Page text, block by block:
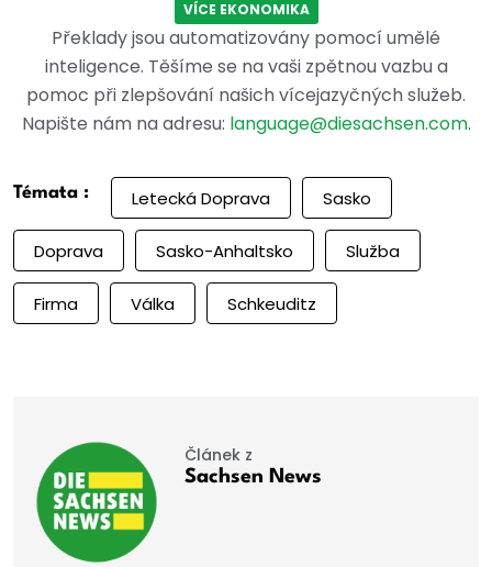
VÍCE EKONOMIKA
Překlady jsou automatizovány pomocí umělé
inteligence. Těšíme se na vaši zpětnou vazbu a
pomoc při zlepšování našich vícejazyčných služeb.
Napište nám na adresu: language@diesachsen.com.
Témata : Letecká Doprava Sasko
Doprava Sasko-Anhaltsko Služba
Firma Válka Schkeuditz
Článek z
Sachsen News